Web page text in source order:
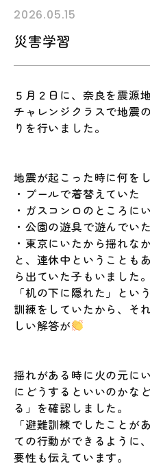
2026.05.15
災害学習
５月２日に、奈良を震源
チャレンジクラスで地震
りを行いました。
地震が起こった時に何を
・プールで着替えていた
・ガスコンロのところに
・公園の遊具で遊んでいた
・東京にいたから揺れな
と、連休中ということも
ら出ていた子もいました。
「机の下に隠れた」とい
訓練をしていたから、そ
しい解答が
揺れがある時に火の元に
にどうするといいのかな
る」を確認しました。
「避難訓練でしたことが
ての行動ができるように
要性も伝えています。